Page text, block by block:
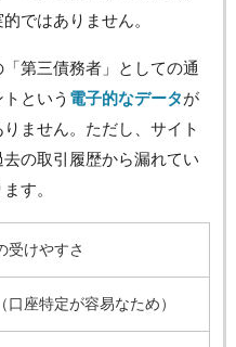
ではありません。
第三債務者」としての通
という 電子的なデータが
ません。ただし、サイト
の取引履歴から漏れてい
す。
受けやすさ
口座特定が容易なため）